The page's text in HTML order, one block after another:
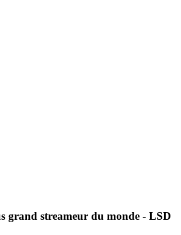
grand streameur du monde - LSD